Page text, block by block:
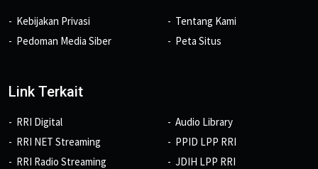
Kebijakan Privasi
Pedoman Media Siber
Tentang Kami
Peta Situs
Link Terkait
RRI Digital
RRI NET Streaming
RRI Radio Streaming
Audio Library
PPID LPP RRI
JDIH LPP RRI